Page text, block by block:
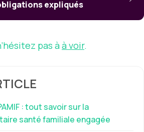
expliqués
pas àà voir.
: tout savoir sur la
santé familiale engagée